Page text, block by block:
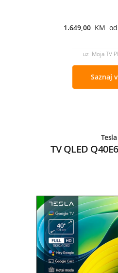
1.649,00 KM
uz Moja TV
Saznaj
Tesla
TV QLED